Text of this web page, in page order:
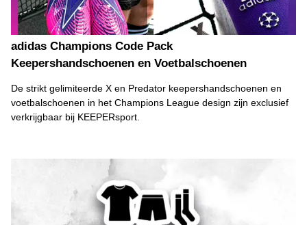
adidas Champions Code Pack
Keepershandschoenen en Voetbalschoenen
De strikt gelimiteerde X en Predator keepershandschoenen en
voetbalschoenen in het Champions League design zijn exclusief
verkrijgbaar bij KEEPERsport.